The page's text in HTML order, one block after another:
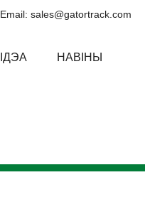
Email: sales@gatortrack.com
НАВІНЫ